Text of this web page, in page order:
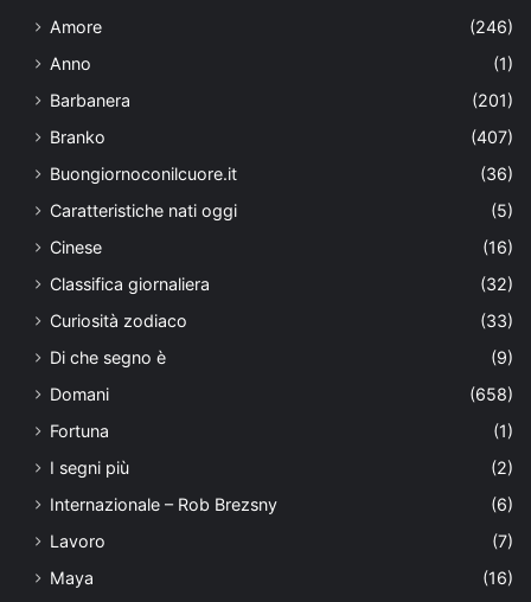
Amore
(246)
Anno
(1)
Barbanera
(201)
Branko
(407)
Buongiornoconilcuore.it
(36)
Caratteristiche nati oggi
(5)
Cinese
(16)
Classifica giornaliera
(32)
Curiosità zodiaco
(33)
Di che segno è
(9)
Domani
(658)
Fortuna
(1)
I segni più
(2)
Internazionale – Rob Brezsny
(6)
Lavoro
(7)
Maya
(16)